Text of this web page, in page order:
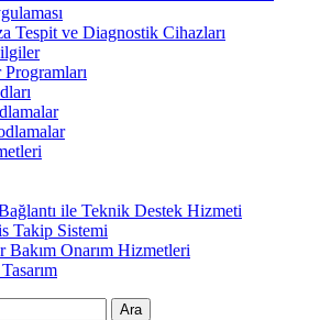
Tespit ve Diagnostik Cihazları
ile Teknik Destek Hizmeti
Takip Sistemi
Bakım Onarım Hizmetleri